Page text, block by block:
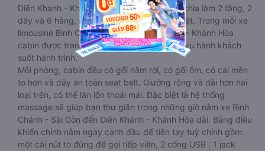
Diên Khánh - Khánh Hòa 20 - 22 chỗ được chia làm 2 tầng, 2
dãy và 6 hàng, mỗi hàng là 2 cabin riêng biệt. Trong mỗi xe
limousine Bình Chánh - Sài Gòn Diên Khánh - Khánh Hòa
cabin được trang bị rất nhiều tiện ích phục vụ hành khách
suốt hành trình.
Mỗi phòng, cabin đều có gối nằm rời, có gối ôm, có cái mền
to hơn và dây an toàn seat belt. Giường rộng và dài hơn hai
loại trên, có thể lăn lộn thoải mái. Đặc biệt là hệ thống
massage sẽ giúp bạn thư giãn trong những giờ nằm xe Bình
Chánh - Sài Gòn đến Diên Khánh - Khánh Hòa dài. Bảng điều
khiển chính nằm ngay cạnh đầu để tiện tay tuỳ chỉnh gồm:
một cái nút to đùng để gọi tiếp viên, 2 cổng USB , 1 jack